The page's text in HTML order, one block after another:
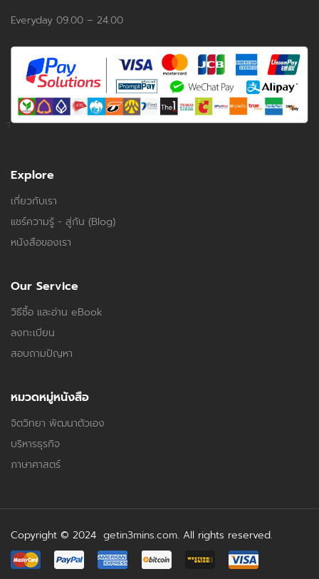
Everyday 09.00 – 24.00
Explore
เกี่ยวกับเรา
แชร์ความรู้ - สู่กัน (Blog)
หนังสือของเรา
Our Service
วิธีซื้อ และอ่าน eBook
ลงทะเบียน
สอบถามปัญหา
หมวดหมู่หนังสือ
จิตวิทยา พัฒนาตัวเอง
บริหารธุรกิจ
ภาษาศาสตร์
Copyright © 2024 getin3mins.com. All rights reserved.